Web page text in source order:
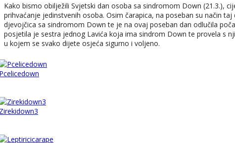
Kako bismo obilježili Svjetski dan osoba sa sindromom Down (21.3.),
prihvaćanje jedinstvenih osoba. Osim čarapica, na poseban su način
djevojčica sa sindromom Down te je na ovaj poseban dan odlučila
posjetila je sestra jednog Lavića koja ima sindrom Down te provela s
u kojem se svako dijete osjeća sigurno i voljeno.